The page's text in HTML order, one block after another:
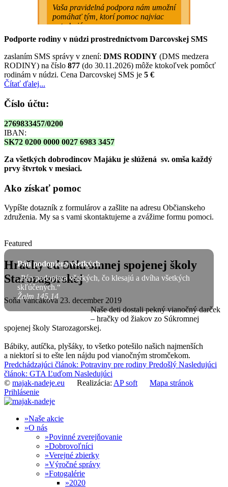
Podporte rodiny v núdzi prostredníctvom Darcovskej SMS
zaslaním SMS správy v znení: DMS RODINY (DMS medzera
RODINY) na číslo 877 (do 30.11.2026) môže ktokoľvek pomôcť
rodinám v núdzi. Cena Darcovskej SMS je 5 €
Čítať ďalej...
Číslo účtu:
2769833457/0200
IBAN:
SK72 0200 0000 0027 6983 3457
Za všetkých dobrodincov Majáku je slúžená sv. omša každý
prvy štvrtok v mesiaci.
Ako získať pomoc
Vypíšte dotazník z formulárov a zašlite na adresu Občianskeho
združenia. My sa s vami skontaktujeme a zvážime formu pomoci.
Pán podopiera všetkých
„Pán podopiera všetkých, čo klesajú a dvíha všetkých
skľúčených.“
Žalm 145,14
Featured
Hračky od Súkromnej spojenej školy
Starozagorskej
Soňa Vancáková 23. december 2019
Naše deti dostali pekný vianočný darček
– hračky od žiakov zo Súkromnej
spojenej školy Starozagorskej.
Bábiky, autíčka, plyšáky, to všetko potešilo našich najmenších
a niektorí si to ešte len nájdu pod vianočným stromčekom.
Predchádzajúci článok: Potraviny pre rodiny Predošlý Nasledujúci
článok: GTA Ľuďom Nasledujúci
© majak-nadeje.eu Realizácia: AP soft
Mapa stránok
Prihlásenie
Naše akcie
O nás
Povinné zverejňovanie
Dobrovoľníci
Verejné zbierky
Výročné správy
Fotogalérie
2020